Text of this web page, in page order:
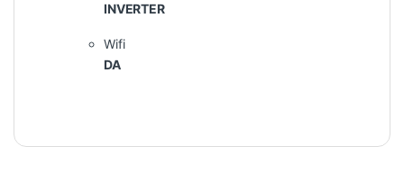
INVERTER
Wifi
DA